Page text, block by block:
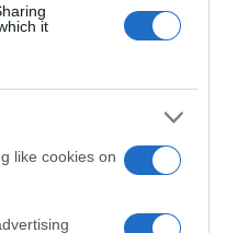
it
like cookies on
vihette haza, alkotója